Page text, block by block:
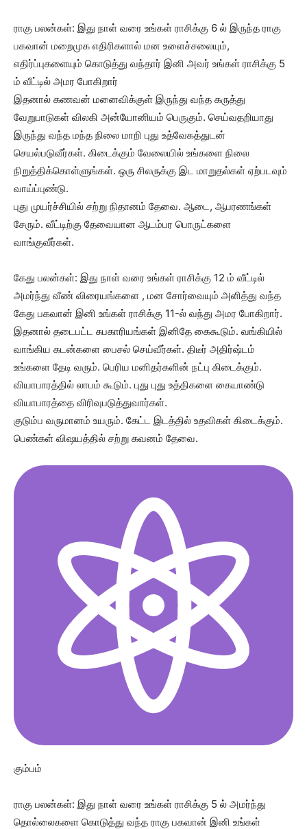
ராகு பலன்கள்: இது நாள் வரை உங்கள் ராசிக்கு 6 ல் இருந்த ராகு
பகவான் மறைமுக எதிரிகளால் மன உளைச்சலையும்,
எதிர்ப்புகளையும் கொடுத்து வந்தார் இனி அவர் உங்கள் ராசிக்கு 5
ம் வீட்டில் அமர போகிறார்
இதனால் கணவன் மனைவிக்குள் இருந்து வந்த கருத்து
வேறுபாடுகள் விலகி அன்யோனியம் பெருகும். செய்வதறியாது
இருந்து வந்த மந்த நிலை மாறி புது உத்வேகத்துடன்
செயல்படுவீர்கள். கிடைக்கும் வேலையில் உங்களை நிலை
நிறுத்திக்கொள்ளுங்கள். ஒரு சிலருக்கு இட மாறுதல்கள் ஏற்படவும்
வாய்ப்புண்டு.
புது முயர்ச்சியில் சற்று நிதானம் தேவை. ஆடை, ஆபரணங்கள்
சேரும். வீட்டிற்கு தேவையான ஆடம்பர பொருட்களை
வாங்குவீர்கள்.
கேது பலன்கள்: இது நாள் வரை உங்கள் ராசிக்கு 12 ம் வீட்டில்
அமர்ந்து வீண் விரையங்களை , மன சோர்வையும் அளித்து வந்த
கேது பகவான் இனி உங்கள் ராசிக்கு 11-ல் வந்து அமர போகிறார்.
இதனால் தடைபட்ட சுபகாரியங்கள் இனிதே கைகூடும். வங்கியில்
வாங்கிய கடன்களை பைசல் செய்வீர்கள். திடீர் அதிர்ஷ்டம்
உங்களை தேடி வரும். பெரிய மனிதர்களின் நட்பு கிடைக்கும்.
வியாபாரத்தில் லாபம் கூடும். புது புது உத்திகளை கையாண்டு
வியாபாரத்தை விரிவுபடுத்துவார்கள்.
குடும்ப வருமானம் உயரும். கேட்ட இடத்தில் உதவிகள் கிடைக்கும்.
பெண்கள் விஷயத்தில் சற்று கவனம் தேவை.
கும்பம்
ராகு பலன்கள்: இது நாள் வரை உங்கள் ராசிக்கு 5 ல் அமர்ந்து
தொல்லைகளை கொடுத்து வந்த ராகு பகவான் இனி உங்கள்